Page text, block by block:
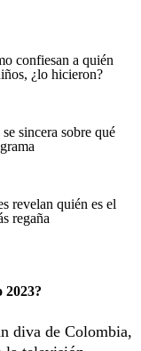
confiesan a quién
¿lo hicieron?
sincera sobre qué
revelan quién es el
regaña
2023?
diva de Colombia,